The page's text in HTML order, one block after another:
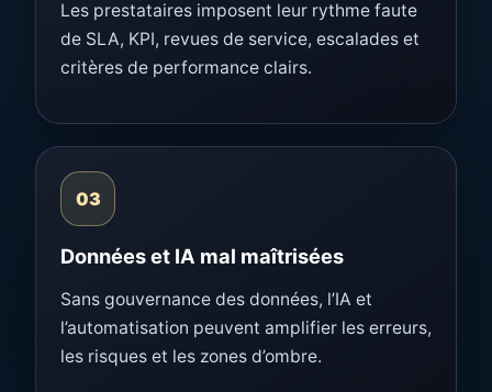
Les prestataires imposent leur rythme faute
de SLA, KPI, revues de service, escalades et
critères de performance clairs.
03
Données et IA mal maîtrisées
Sans gouvernance des données, l’IA et
l’automatisation peuvent amplifier les erreurs,
les risques et les zones d’ombre.